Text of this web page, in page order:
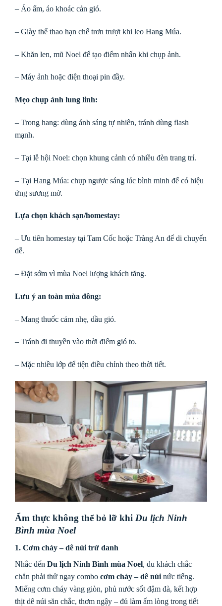
– Áo ấm, áo khoác cản gió.
– Giày thể thao hạn chế trơn trượt khi leo Hang Múa.
– Khăn len, mũ Noel để tạo điểm nhấn khi chụp ảnh.
– Máy ảnh hoặc điện thoại pin đầy.
Mẹo chụp ảnh lung linh:
– Trong hang: dùng ánh sáng tự nhiên, tránh dùng flash
mạnh.
– Tại lễ hội Noel: chọn khung cảnh có nhiều đèn trang trí.
– Tại Hang Múa: chụp ngược sáng lúc bình minh để có hiệu
ứng sương mờ.
Lựa chọn khách sạn/homestay:
– Ưu tiên homestay tại Tam Cốc hoặc Tràng An để di chuyển
dễ.
– Đặt sớm vì mùa Noel lượng khách tăng.
Lưu ý an toàn mùa đông:
– Mang thuốc cảm nhẹ, dầu gió.
– Tránh đi thuyền vào thời điểm gió to.
– Mặc nhiều lớp để tiện điều chỉnh theo thời tiết.
Ẩm thực không thể bỏ lỡ khi Du lịch Ninh
Bình mùa Noel
1. Cơm cháy – dê núi trứ danh
Nhắc đến Du lịch Ninh Bình mùa Noel, du khách chắc
chắn phải thử ngay combo cơm cháy – dê núi nức tiếng.
Miếng cơm cháy vàng giòn, phủ nước sốt đậm đà, kết hợp
thịt dê núi săn chắc, thơm ngậy – đủ làm ấm lòng trong tiết